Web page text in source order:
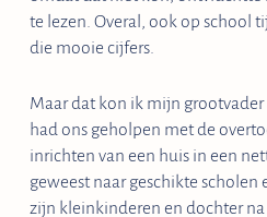
te lezen. Overal, ook op school
die mooie cijfers.
Maar dat kon ik mijn
had ons geholpen met de
inrichten van een huis in een
geweest naar geschikte
zijn kleinkinderen en dochter